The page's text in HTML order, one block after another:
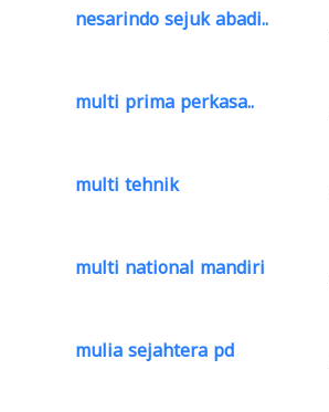
nesarindo sejuk abadi..
multi prima perkasa..
multi tehnik
multi national mandiri
mulia sejahtera pd